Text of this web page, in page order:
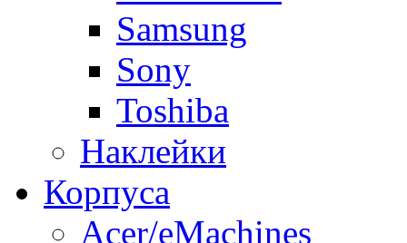
Samsung
Sony
Toshiba
Наклейки
Корпуса
Acer/eMachines